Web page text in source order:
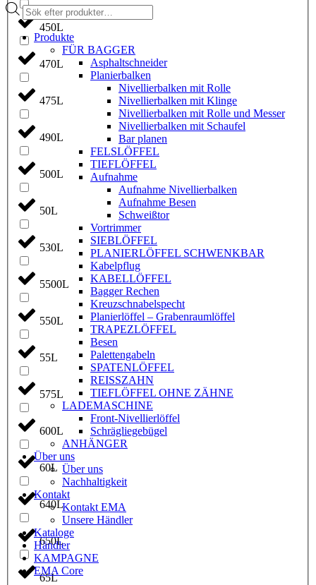
450L
470L
475L
490L
500L
50L
530L
5500L
550L
55L
575L
600L
60L
640L
650L
65L
Products
search
Produkte
FÜR BAGGER
Asphaltschneider
Planierbalken
Nivellierbalken mit Rolle
Nivellierbalken mit Klinge
Nivellierbalken mit Rolle und Messer
Nivellierbalken mit Schaufel
Bar planen
FELSLÖFFEL
TIEFLÖFFEL
Aufnahme
Aufnahme Nivellierbalken
Aufnahme Besen
Schweißtor
Vortrimmer
SIEBLÖFFEL
PLANIERLÖFFEL SCHWENKBAR
Kabelpflug
KABELLÖFFEL
Bagger Rechen
Kreuzschnabelspecht
Planierlöffel – Grabenraumlöffel
TRAPEZLÖFFEL
Besen
Palettengabeln
SPATENLÖFFEL
REISSZAHN
TIEFLÖFFEL OHNE ZÄHNE
LADEMASCHINE
Front-Nivellierlöffel
Schrägliegebügel
ANHÄNGER
Über uns
Über uns
Nachhaltigkeit
Kontakt
Kontakt EMA
Unsere Händler
Kataloge
Händler
KAMPAGNE
EMA Core